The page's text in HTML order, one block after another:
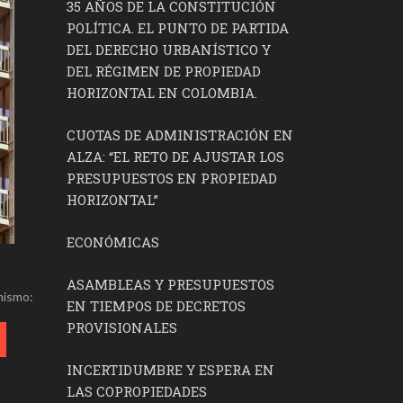
35 AÑOS DE LA CONSTITUCIÓN
POLÍTICA. EL PUNTO DE PARTIDA
DEL DERECHO URBANÍSTICO Y
DEL RÉGIMEN DE PROPIEDAD
HORIZONTAL EN COLOMBIA.
CUOTAS DE ADMINISTRACIÓN EN
ALZA: “EL RETO DE AJUSTAR LOS
PRESUPUESTOS EN PROPIEDAD
HORIZONTAL”
ECONÓMICAS
ASAMBLEAS Y PRESUPUESTOS
EN TIEMPOS DE DECRETOS
PROVISIONALES
INCERTIDUMBRE Y ESPERA EN
LAS COPROPIEDADES